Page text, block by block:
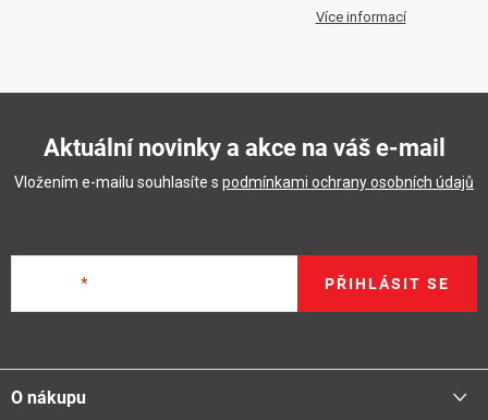
Více informací
Aktuální novinky a akce na váš e-mail
Vložením e-mailu souhlasíte s podmínkami ochrany osobních údajů
PŘIHLÁSIT SE
á
pO nákupu